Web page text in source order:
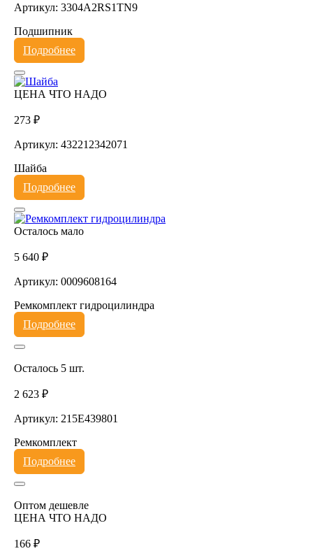
Артикул: 3304A2RS1TN9
Подшипник
Подробнее
ЦЕНА ЧТО НАДО
273 ₽
Артикул: 432212342071
Шайба
Подробнее
Осталось мало
5 640 ₽
Артикул: 0009608164
Ремкомплект гидроцилиндра
Подробнее
Осталось 5 шт.
2 623 ₽
Артикул: 215E439801
Ремкомплект
Подробнее
Оптом дешевле
ЦЕНА ЧТО НАДО
166 ₽